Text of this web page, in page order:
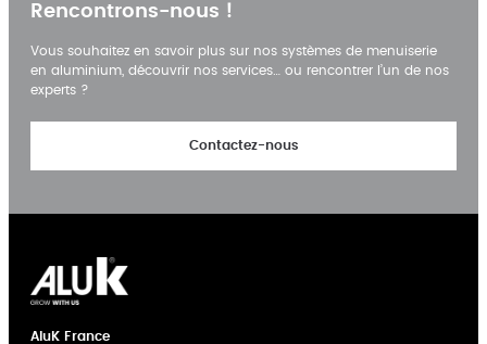
Rencontrons-nous !
Vous souhaitez en savoir plus sur nos systèmes de menuiserie
en aluminium, découvrir nos services… ou rencontrer l’un de nos
experts ?
Contactez-nous
AluK France